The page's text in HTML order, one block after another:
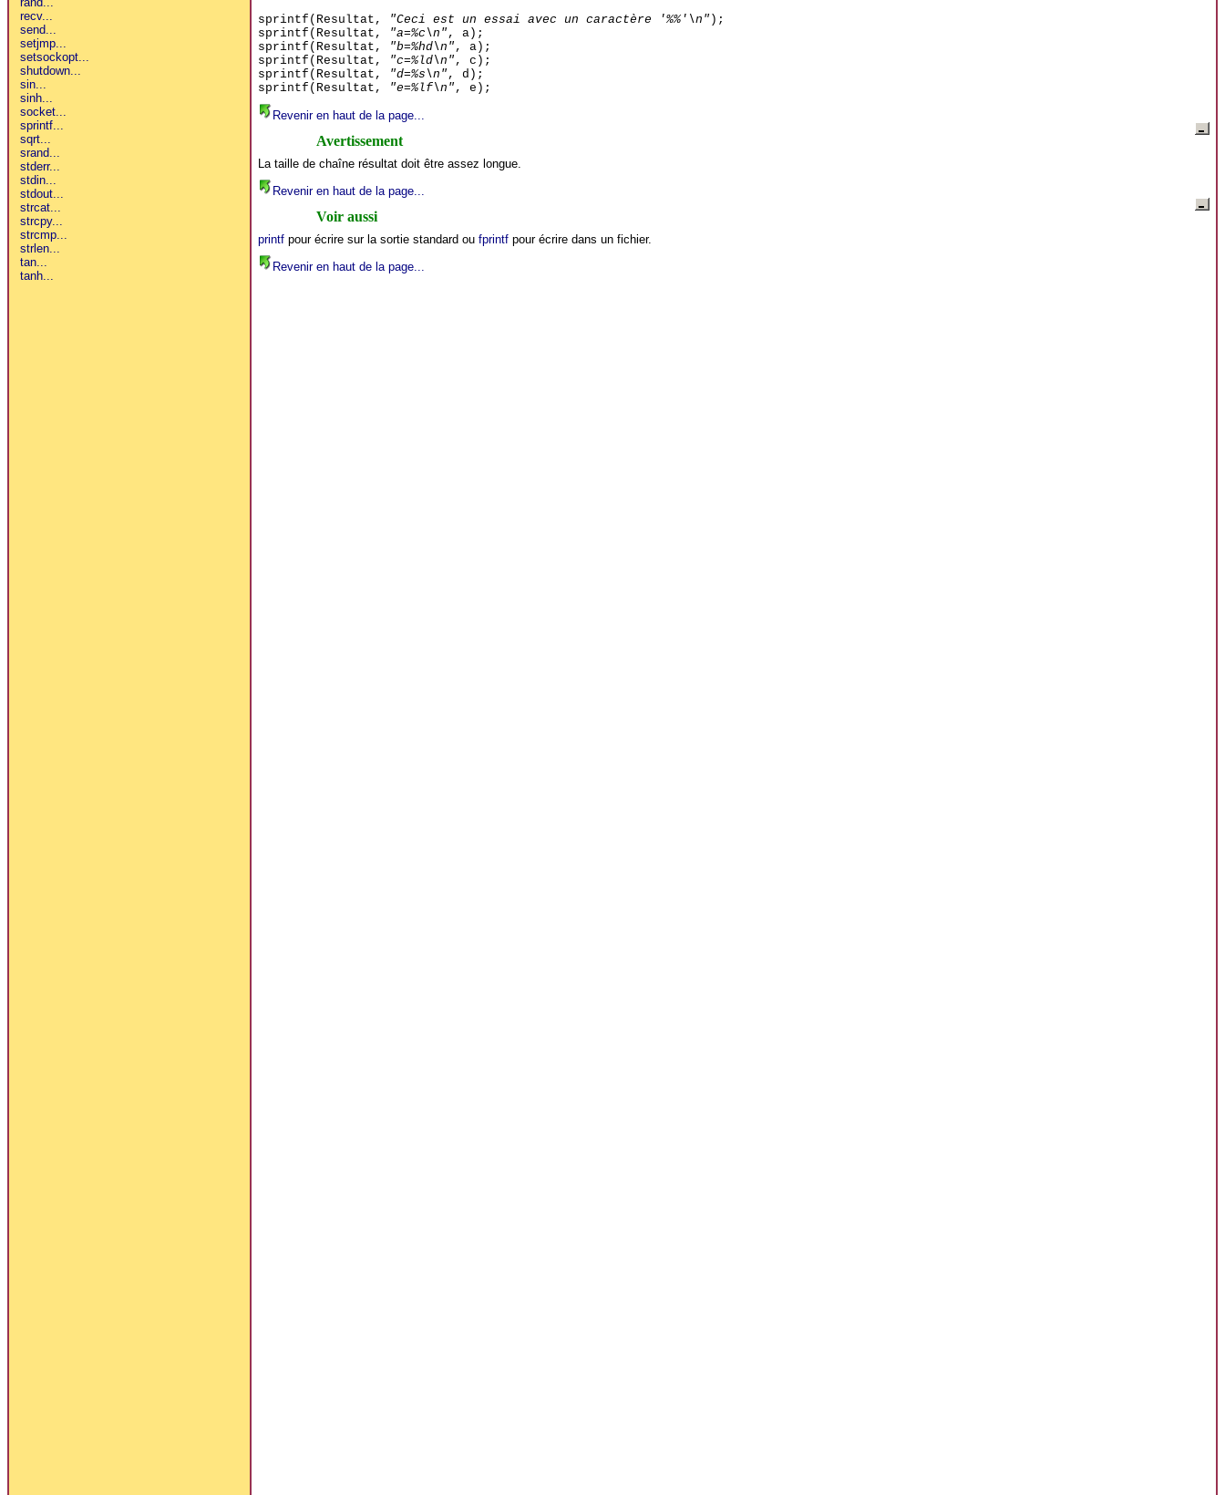
sprintf(Resultat,
"Ceci est un essai avec un caractère '%%'\n" );
sprintf(Resultat,
"a=%c\n" , a);
sprintf(Resultat,
"b=%hd\n" , a);
sprintf(Resultat,
"c=%ld\n" , c);
sprintf(Resultat,
"d=%s\n" , d);
sprintf(Resultat,
"e=%lf\n" , e);
Revenir en haut de la page...
Avertissement
La taille de chaîne résultat doit être assez longue.
Revenir en haut de la page...
Voir aussi
printfpour écrire sur la sortie standard ou fprintfpour écrire dans un fichier.
Revenir en haut de la page...